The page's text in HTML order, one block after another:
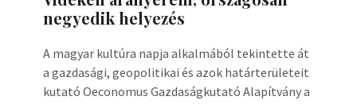
negyedik helyezés
A magyar kultúra napja alkalmából tekintette át
a gazdasági, geopolitikai és azok határterületeit
kutató Oeconomus Gazdaságkutató Alapítvány a